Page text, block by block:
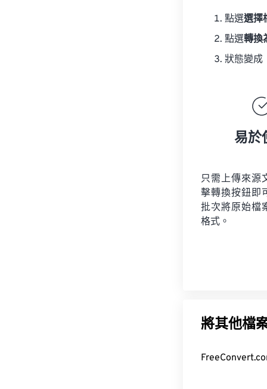
點選選擇
點選轉換
狀態變成
易於
只需上傳來源
擊轉換按鈕即
批次將原始檔
格式。
將其他檔